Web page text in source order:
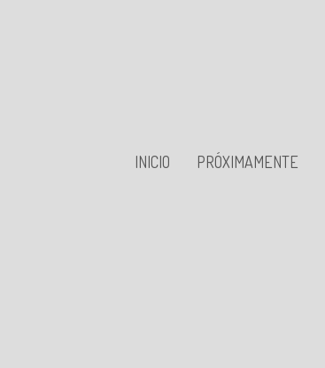
INICIO PRÓXIMAMENTE